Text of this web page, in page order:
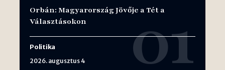
Orbán: Magyarország Jövője a Tét a
Választásokon
Politika
2026. augusztus 4